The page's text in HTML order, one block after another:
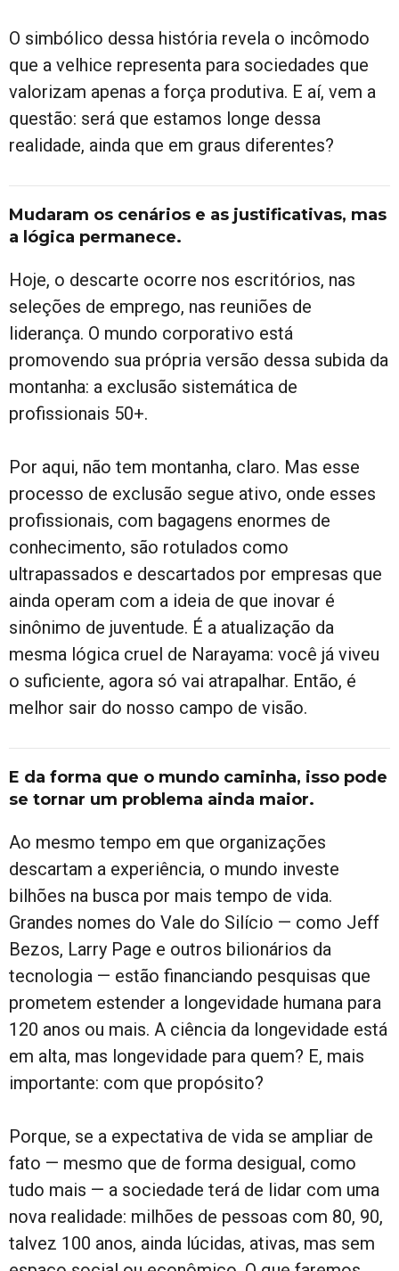
O simbólico dessa história revela o incômodo
que a velhice representa para sociedades que
valorizam apenas a força produtiva. E aí, vem a
questão: será que estamos longe dessa
realidade, ainda que em graus diferentes?
Mudaram os cenários e as justificativas, mas
a lógica permanece.
Hoje, o descarte ocorre nos escritórios, nas
seleções de emprego, nas reuniões de
liderança. O mundo corporativo está
promovendo sua própria versão dessa subida da
montanha: a exclusão sistemática de
profissionais 50+.
Por aqui, não tem montanha, claro. Mas esse
processo de exclusão segue ativo, onde esses
profissionais, com bagagens enormes de
conhecimento, são rotulados como
ultrapassados e descartados por empresas que
ainda operam com a ideia de que inovar é
sinônimo de juventude. É a atualização da
mesma lógica cruel de Narayama: você já viveu
o suficiente, agora só vai atrapalhar. Então, é
melhor sair do nosso campo de visão.
E da forma que o mundo caminha, isso pode
se tornar um problema ainda maior.
Ao mesmo tempo em que organizações
descartam a experiência, o mundo investe
bilhões na busca por mais tempo de vida.
Grandes nomes do Vale do Silício — como Jeff
Bezos, Larry Page e outros bilionários da
tecnologia — estão financiando pesquisas que
prometem estender a longevidade humana para
120 anos ou mais. A ciência da longevidade está
em alta, mas longevidade para quem? E, mais
importante: com que propósito?
Porque, se a expectativa de vida se ampliar de
fato — mesmo que de forma desigual, como
tudo mais — a sociedade terá de lidar com uma
nova realidade: milhões de pessoas com 80, 90,
talvez 100 anos, ainda lúcidas, ativas, mas sem